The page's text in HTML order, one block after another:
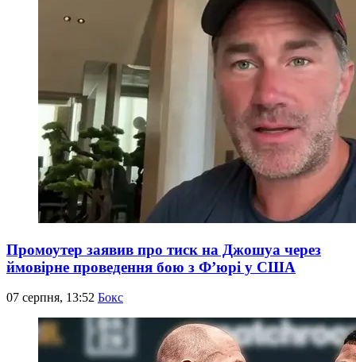
Промоутер заявив про тиск на Джошуа через
ймовірне проведення бою з Ф’юрі у США
07 серпня, 13:52 Бокс